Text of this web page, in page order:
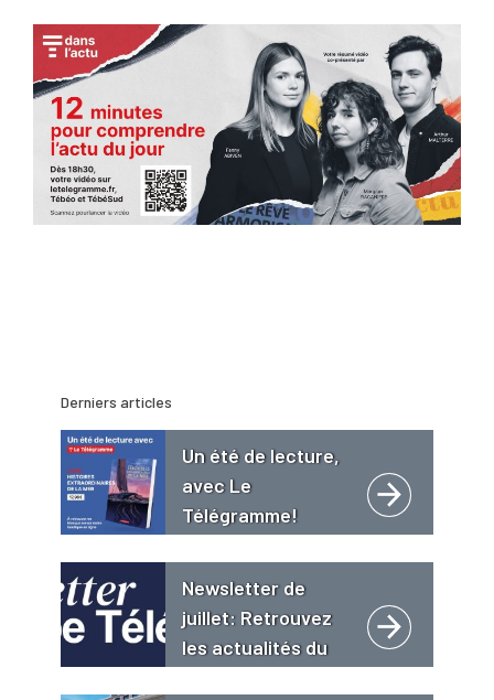
Derniers articles
Un été de lecture,
avec Le
Télégramme!
Newsletter de
juillet: Retrouvez
les actualités du